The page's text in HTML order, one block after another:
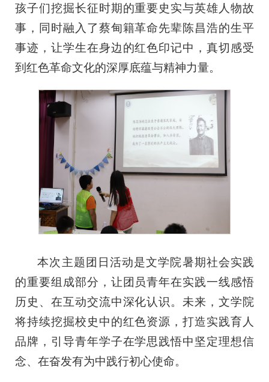
孩子们挖掘长征时期的重要史实与英雄人物故
事，同时融入了蔡甸籍革命先辈陈昌浩的生平
事迹，让学生在身边的红色印记中，真切感受
到红色革命文化的深厚底蕴与精神力量。
本次主题团日活动是文学院暑期社会实践
的重要组成部分，让团员青年在实践一线感悟
历史、在互动交流中深化认识。未来，文学院
将持续挖掘校史中的红色资源，打造实践育人
品牌，引导青年学子在学思践悟中坚定理想信
念、在奋发有为中践行初心使命。